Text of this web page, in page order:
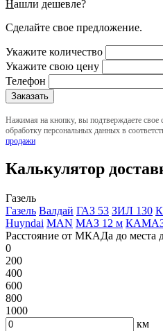
Нашли дешевле?
Сделайте свое предложение.
Укажите количество
Укажите свою цену
Телефон
Нажимая на кнопку, вы подтверждаете свое
обработку персональных данных в
продажи
Калькулятор
Газель
Газель Валдай ГАЗ 53 ЗИЛ 130
Huyndai MAN МАЗ 12 м КАМАЗ
Расстояние от МКАДа до места
0
200
400
600
800
1000
км